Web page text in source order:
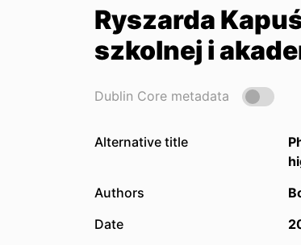
Ryszarda
szkolnej i
Dublin Core metadata
Alternative title
Authors
Date